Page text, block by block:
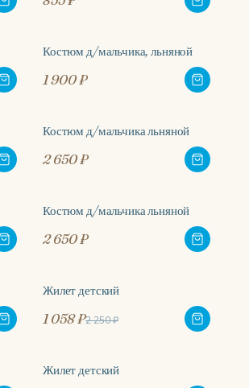
Костюм д/мальчика, льняной
1 900 ₽
Костюм д/мальчика льняной
2 650 ₽
Костюм д/мальчика льняной
2 650 ₽
-53%
Жилет детский
1 058 ₽2 250 ₽
-53%
Жилет детский